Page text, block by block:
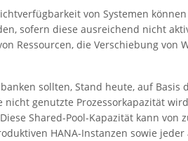
von Systemen
sofern diese ausreichend nicht
Ressourcen, die Verschiebung von
sollten, Stand heute, auf Basis
nicht genutzte Prozessorkapazität
Shared-Pool-Kapazität kann von
HANA-Instanzen sowie